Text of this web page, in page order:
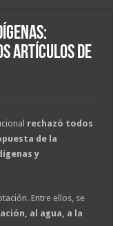
artículos de
rechazó todos
de la
y
Entre ellos, se
al agua, a la